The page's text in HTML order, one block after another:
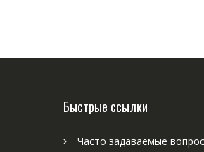
Быстрые ссылки
Часто задаваемые